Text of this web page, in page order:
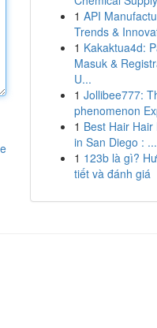
1 API
Trends &
1 Kakaktua4d:
Masuk &
U...
1 Jollibee777:
phenomenon
1 Best Hair
in San Diego : ...
1 123b là gì?
tiết và đánh giá